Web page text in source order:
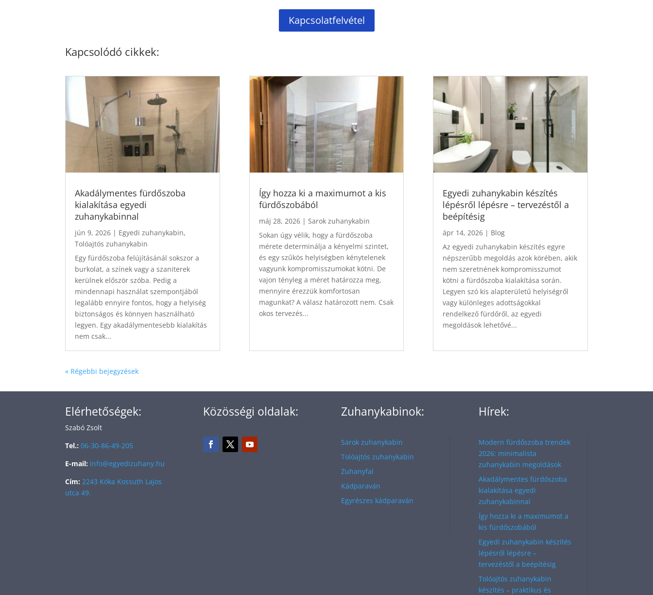
Kapcsolatfelvétel
Kapcsolódó cikkek:
Akadálymentes fürdőszoba
kialakítása egyedi
zuhanykabinnal
jún 9, 2026 | Egyedi zuhanykabin,
Tolóajtós zuhanykabin
Egy fürdőszoba felújításánál sokszor a
burkolat, a színek vagy a szaniterek
kerülnek először szóba. Pedig a
mindennapi használat szempontjából
legalább ennyire fontos, hogy a helyiség
biztonságos és könnyen használható
legyen. Egy akadálymentesebb kialakítás
nem csak...
Így hozza ki a maximumot a kis
fürdőszobából
máj 28, 2026| Sarok zuhanykabin
Sokan úgy vélik, hogy a fürdőszoba
mérete determinálja a kényelmi szintet,
és egy szűkös helyiségben kénytelenek
vagyunk kompromisszumokat kötni. De
vajon tényleg a méret határozza meg,
mennyire érezzük komfortosan
magunkat? A válasz határozott nem. Csak
okos tervezés...
Egyedi zuhanykabin készítés
lépésről lépésre – tervezéstől a
beépítésig
ápr 14, 2026| Blog
Az egyedi zuhanykabin készítés egyre
népszerűbb megoldás azok körében, akik
nem szeretnének kompromisszumot
kötni a fürdőszoba kialakítása során.
Legyen szó kis alapterületű helyiségről
vagy különleges adottságokkal
rendelkező fürdőről, az egyedi
megoldások lehetővé...
« Régebbi bejegyzések
Elérhetőségek:
Szabó Zsolt
Tel.: 06-30-86-49-205
E-mail: info@egyedizuhany.hu
Cím: 2243 Kóka Kossuth Lajos
utca 49.
Közösségi oldalak: Zuhanykabinok:
Sarok zuhanykabin
Tolóajtós zuhanykabin
Zuhanyfal
Kádparaván
Egyrészes kádparaván
Hírek:
Modern fürdőszoba trendek
2026: minimalista
zuhanykabin megoldások
Akadálymentes fürdőszoba
kialakítása egyedi
zuhanykabinnal
Így hozza ki a maximumot a
kis fürdőszobából
Egyedi zuhanykabin készítés
lépésről lépésre –
tervezéstől a beépítésig
Tolóajtós zuhanykabin
készítés – praktikus és